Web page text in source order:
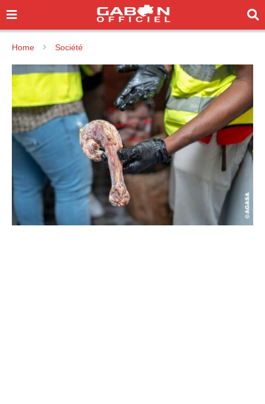
Home Société